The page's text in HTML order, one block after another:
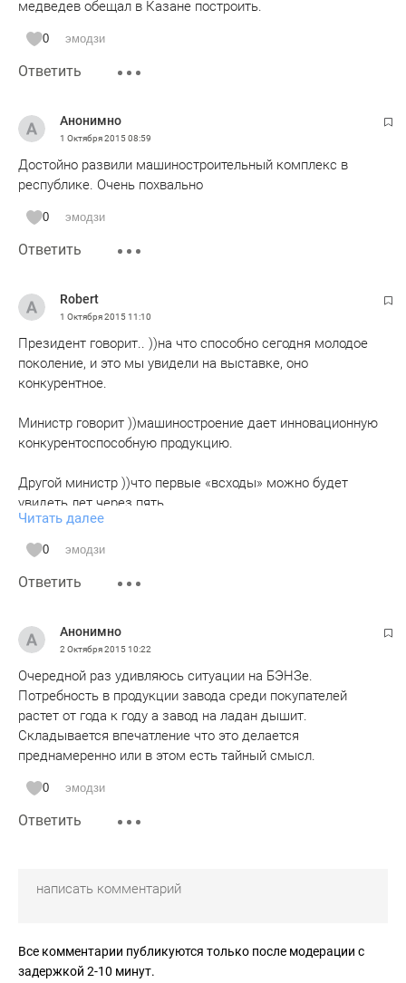
медведев обещал в Казане построить.
0 эмодзи
Ответить
Анонимно
1 Октября 201508:59
Достойно развили машиностроительный комплекс в
республике. Очень похвально
0 эмодзи
Ответить
Robert
1 Октября 201511:10
Президент говорит.. ))на что способно сегодня молодое
поколение, и это мы увидели на выставке, оно
конкурентное.
Министр говорит ))машиностроение дает инновационную
конкурентоспособную продукцию.
Другой министр ))что первые «всходы» можно будет
увидеть лет через пять
А наладчик говорит ))Есть, конечно, и ижевские, и
кировские. Но лучше немецких никаких аналогов нет. А
работать хочется все-таки на современном оборудовании»
Такая вот реальность. В смысле 2030
Читать далее
0 эмодзи
Ответить
Анонимно
2 Октября 201510:22
Очередной раз удивляюсь ситуации на БЭНЗе.
Потребность в продукции завода среди покупателей
растет от года к году а завод на ладан дышит.
Складывается впечатление что это делается
преднамеренно или в этом есть тайный смысл.
0 эмодзи
Ответить
Все комментарии публикуются только после модерации с
задержкой 2-10 минут.